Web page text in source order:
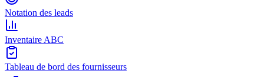
Notation des leads
Inventaire ABC
Tableau de bord des fournisseurs